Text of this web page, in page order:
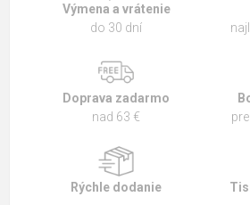
Výmena a vrátenie
do 30 dní
Doprava zadarmo
nad 63 €
Rýchle dodanie